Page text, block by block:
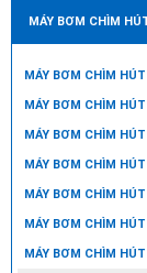
MÁY BƠM CHÌM
MÁY BƠM CHÌM
MÁY BƠM CHÌM HÚT
MÁY BƠM CHÌM
MÁY BƠM CHÌM
MÁY BƠM CHÌM
MÁY BƠM CHÌM
MÁY BƠM CHÌM